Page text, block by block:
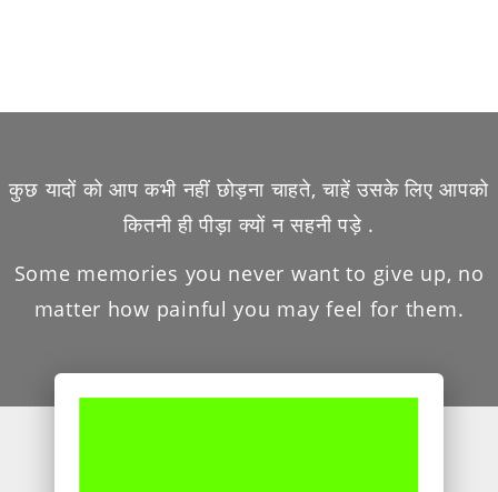
कुछ यादों को आप कभी नहीं छोड़ना चाहते, चाहें उसके लिए आपको
कितनी ही पीड़ा क्यों न सहनी पड़े .
Some memories you never want to give up, no
matter how painful you may feel for them.